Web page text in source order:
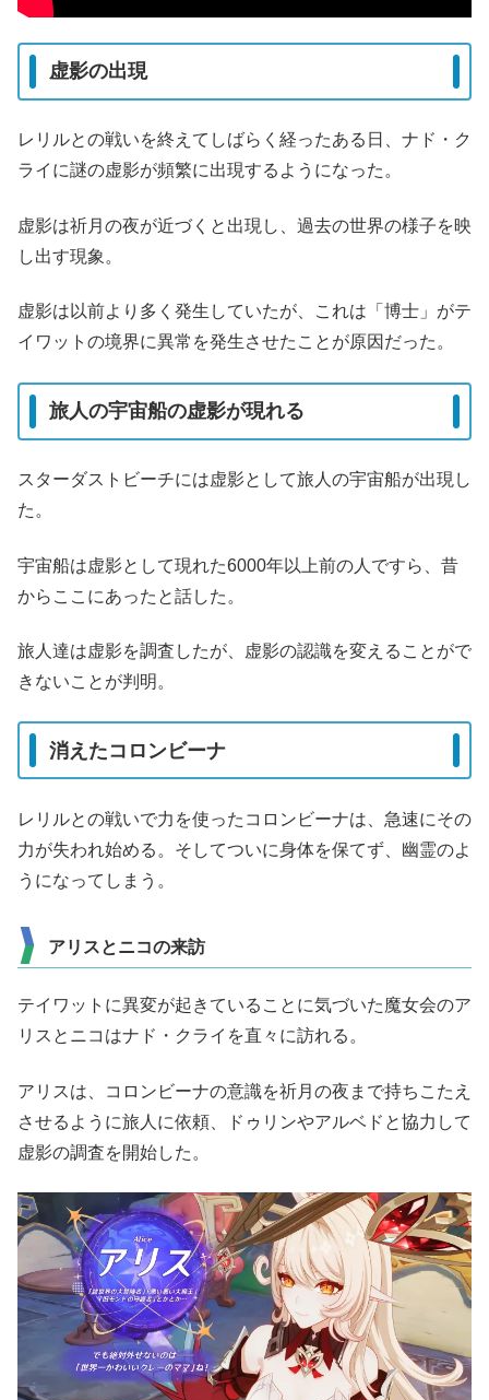
虚影の出現
レリルとの戦いを終えてしばらく経ったある日、ナド・ク
ライに謎の虚影が頻繁に出現するようになった。
虚影は祈月の夜が近づくと出現し、過去の世界の様子を映
し出す現象。
虚影は以前より多く発生していたが、これは「博士」がテ
イワットの境界に異常を発生させたことが原因だった。
旅人の宇宙船の虚影が現れる
スターダストビーチには虚影として旅人の宇宙船が出現し
た。
宇宙船は虚影として現れた6000年以上前の人ですら、昔
からここにあったと話した。
旅人達は虚影を調査したが、虚影の認識を変えることがで
きないことが判明。
消えたコロンビーナ
レリルとの戦いで力を使ったコロンビーナは、急速にその
力が失われ始める。そしてついに身体を保てず、幽霊のよ
うになってしまう。
アリスとニコの来訪
テイワットに異変が起きていることに気づいた魔女会のア
リスとニコはナド・クライを直々に訪れる。
アリスは、コロンビーナの意識を祈月の夜まで持ちこたえ
させるように旅人に依頼、ドゥリンやアルベドと協力して
虚影の調査を開始した。